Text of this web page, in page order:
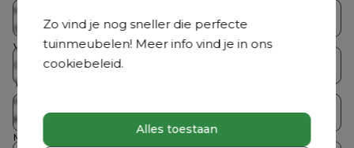
Zo vind je nog sneller die perfecte
tuinmeubelen! Meer info vind je in ons
cookiebeleid.
Alles toestaan
Hoogte zitting
Stapelbaar
Nee
Verstelbaar
Nee
Gemonteerd
Totale afmetingen
Hoogte armleuning
Kussen(s) inbegrepen
Merk
Bristol Collecties Loungesets
Tuintafelsets
Tuinstoelen Ligbedden